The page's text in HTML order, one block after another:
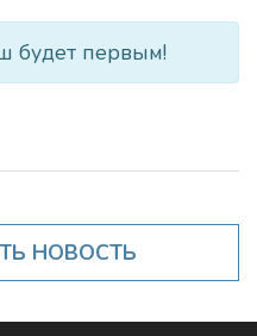
будет первым!
НОВОСТЬ